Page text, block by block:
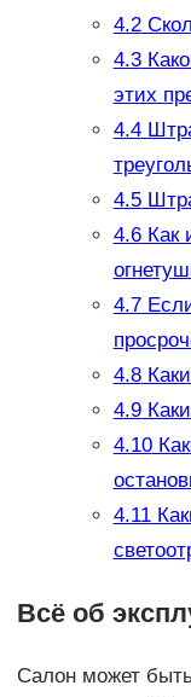
4.2
4.3
этих
4.4
4.5
4.6Как
4.7Если
4.8
4.9
4.10
4.11
Всё об
Салон может